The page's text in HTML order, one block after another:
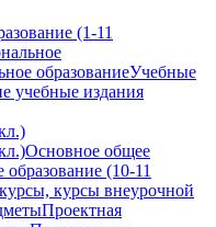
(1-11
образованиеУчебные
учебные издания
Основное общее
(10-11
курсы внеурочной
Проектная